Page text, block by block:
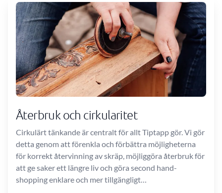
Återbruk och cirkularitet
Cirkulärt tänkande är centralt för allt Tiptapp gör. Vi gör
detta genom att förenkla och förbättra möjligheterna
för korrekt återvinning av skräp, möjliggöra återbruk för
att ge saker ett längre liv och göra second hand-
shopping enklare och mer tillgängligt…